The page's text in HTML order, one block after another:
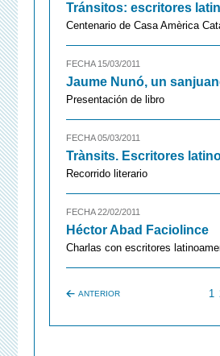
Tránsitos: escritores
Centenario de Casa Amèrica
FECHA 15/03/2011
Jaume Nunó, un
Presentación de libro
FECHA 05/03/2011
Trànsits. Escritores
Recorrido literario
FECHA 22/02/2011
Héctor Abad Faciolince
Charlas con escritores
ANTERIOR 1